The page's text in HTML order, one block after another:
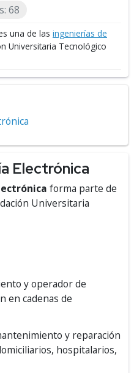
68
una de las ingenierías de
Universitaria Tecnológico
Electrónica
forma parte de
Universitaria
y operador de
en cadenas de
y reparación
hospitalarios,